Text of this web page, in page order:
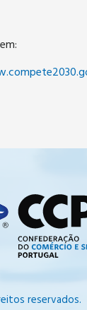
reservados.